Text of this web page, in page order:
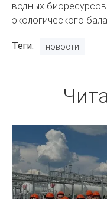
водных
экологического
Теги новости